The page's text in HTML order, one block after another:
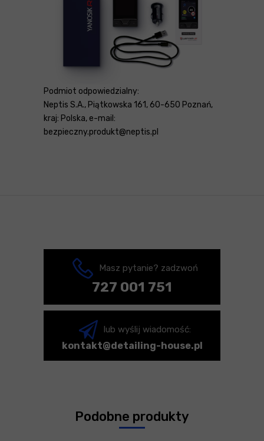
Podmiot odpowiedzialny:
Neptis S.A., Piątkowska 161, 60-650 Poznań,
kraj: Polska, e-mail:
bezpieczny.produkt@neptis.pl
Masz pytanie? zadzwoń
727 001 751
lub wyślij wiadomość:
kontakt@detailing-house.pl
Podobne produkty